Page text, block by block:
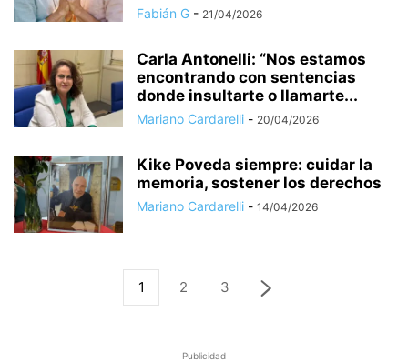
Fabián G - 21/04/2026
Carla Antonelli: “Nos estamos
encontrando con sentencias
donde insultarte o llamarte...
Mariano Cardarelli - 20/04/2026
Kike Poveda siempre: cuidar la
memoria, sostener los derechos
Mariano Cardarelli - 14/04/2026
1 2 3
Publicidad